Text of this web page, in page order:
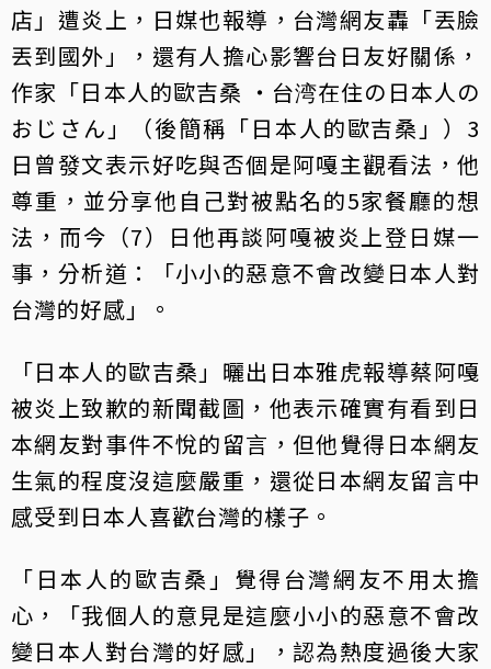
店」遭炎上，日媒也報導，台灣網友轟「丟臉
丟到國外」，還有人擔心影響台日友好關係，
作家「日本人的歐吉桑 ・台湾在住の日本人の
おじさん」（後簡稱「日本人的歐吉桑」）3
日曾發文表示好吃與否個是阿嘎主觀看法，他
尊重，並分享他自己對被點名的5家餐廳的想
法，而今（7）日他再談阿嘎被炎上登日媒一
事，分析道：「小小的惡意不會改變日本人對
台灣的好感」。
「日本人的歐吉桑」曬出日本雅虎報導蔡阿嘎
被炎上致歉的新聞截圖，他表示確實有看到日
本網友對事件不悅的留言，但他覺得日本網友
生氣的程度沒這麼嚴重，還從日本網友留言中
感受到日本人喜歡台灣的樣子。
「日本人的歐吉桑」覺得台灣網友不用太擔
心，「我個人的意見是這麼小小的惡意不會改
變日本人對台灣的好感」，認為熱度過後大家